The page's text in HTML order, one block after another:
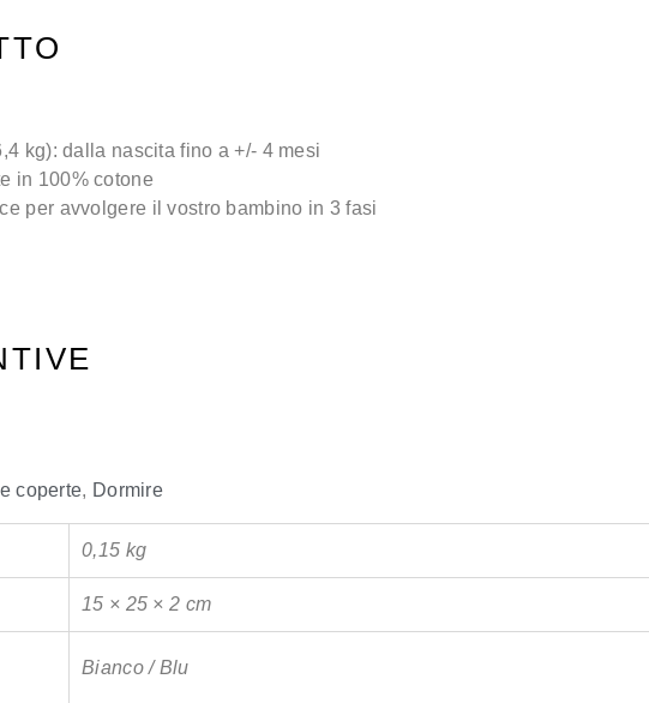
kg): dalla nascita fino a +/- 4 mesi
in 100% cotone
per avvolgere il vostro bambino in 3 fasi
coperte, Dormire
0,15 kg
15 × 25 × 2 cm
Bianco / Blu